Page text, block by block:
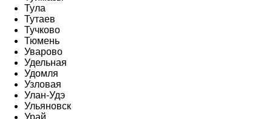
Тула
Тутаев
Тучково
Тюмень
Уварово
Удельная
Удомля
Узловая
Улан-Удэ
Ульяновск
Урай